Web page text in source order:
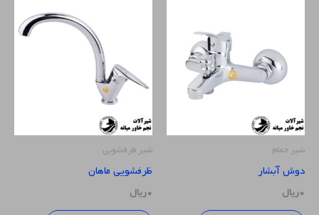
شیر حمام
دوش آبشار
۰ریال
شیر ظرفشویی
ظرفشویی ماهان
۰ریال